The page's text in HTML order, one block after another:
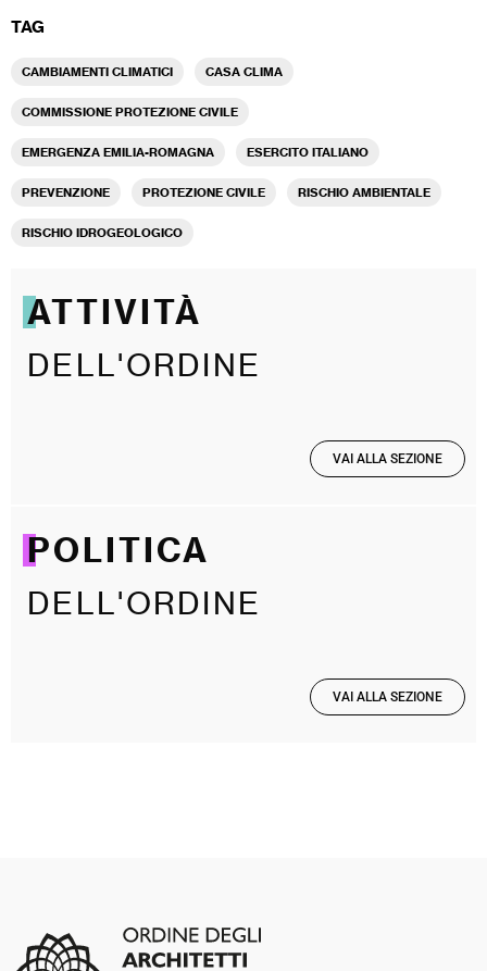
TAG
CAMBIAMENTI CLIMATICI CASA CLIMA
COMMISSIONE PROTEZIONE CIVILE
EMERGENZA EMILIA-ROMAGNA ESERCITO ITALIANO
PREVENZIONE PROTEZIONE CIVILE RISCHIO AMBIENTALE
RISCHIO IDROGEOLOGICO
ATTIVITÀ
DELL'ORDINE
VAI ALLA SEZIONE
POLITICA
DELL'ORDINE
VAI ALLA SEZIONE